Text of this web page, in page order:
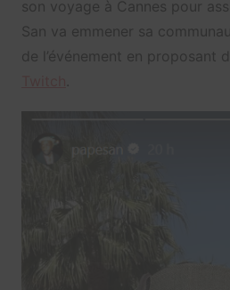
son voyage à Cannes pour
San va emmener sa
de l’événement en proposant